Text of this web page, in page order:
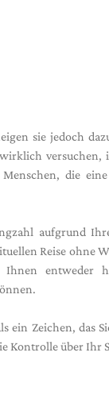
sie jedoch
die
aufgrund
Reise ohne
Ihnen entweder
ein Zeichen,
Kontrolle über Ihr